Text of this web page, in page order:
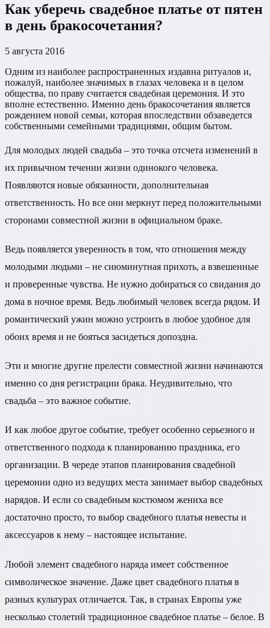
Как уберечь свадебное платье от пятен
в день бракосочетания?
5 августа 2016
Одним из наиболее распространенных издавна ритуалов и,
пожалуй, наиболее значимых в глазах человека и в целом
общества, по праву считается свадебная церемония. И это
вполне естественно. Именно день бракосочетания является
рождением новой семьи, которая впоследствии обзаведется
собственными семейными традициями, общим бытом.
Для молодых людей свадьба – это точка отсчета изменений в
их привычном течении жизни одинокого человека.
Появляются новые обязанности, дополнительная
ответственность. Но все они меркнут перед положительными
сторонами совместной жизни в официальном браке.
Ведь появляется уверенность в том, что отношения между
молодыми людьми – не сиюминутная прихоть, а взвешенные
и проверенные чувства. Не нужно добираться со свидания до
дома в ночное время. Ведь любимый человек всегда рядом. И
романтический ужин можно устроить в любое удобное для
обоих время и не бояться засидеться допоздна.
Эти и многие другие прелести совместной жизни начинаются
именно со дня регистрации брака. Неудивительно, что
свадьба – это важное событие.
И как любое другое событие, требует особенно серьезного и
ответственного подхода к планированию праздника, его
организации. В череде этапов планирования свадебной
церемонии одно из ведущих места занимает выбор свадебных
нарядов. И если со свадебным костюмом жениха все
достаточно просто, то выбор свадебного платья невесты и
аксессуаров к нему – настоящее испытание.
Любой элемент свадебного наряда имеет собственное
символическое значение. Даже цвет свадебного платья в
разных культурах отличается. Так, в странах Европы уже
несколько столетий традиционное свадебное платье – белое. В